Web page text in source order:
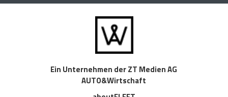
Ein Unternehmen der ZT Medien AG
AUTO&Wirtschaft